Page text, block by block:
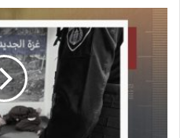
إعلام
الأسرى:
قمع
متواصل